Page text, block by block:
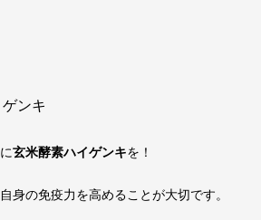
ンキ
玄米酵素ハイゲンキを！
身の免疫力を高めることが大切です。